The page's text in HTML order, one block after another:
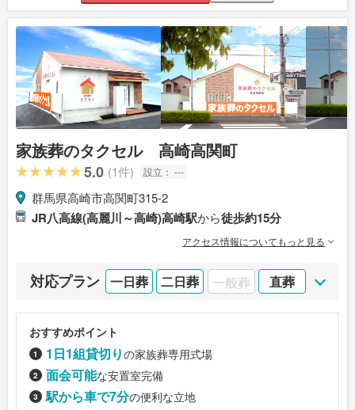
家族葬のタクセル 高崎高関町
5.0 (1件) 設立： ---
群馬県高崎市高関町315-2
JR八高線(高麗川～高崎)高崎駅から徒歩約15分
アクセス情報についてもっと見る
対応プラン 一日葬 二日葬 一般葬 直葬
おすすめポイント
1日1組貸切りの家族葬専用式場
面会可能な安置室完備
駅から車で7分の便利な立地